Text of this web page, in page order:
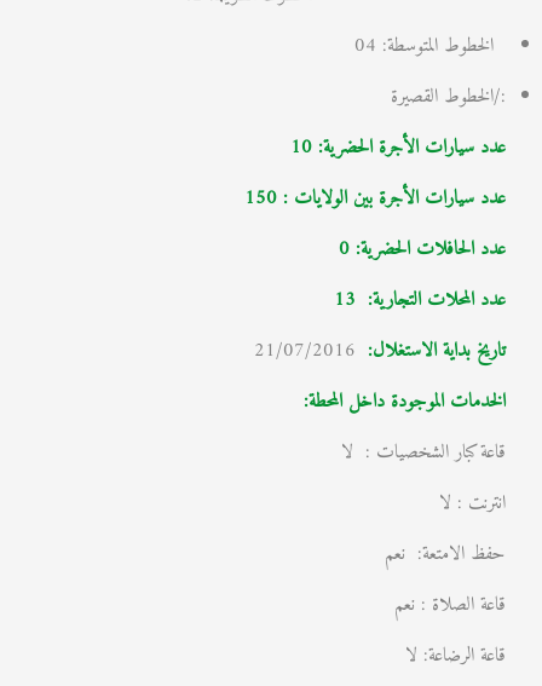
الخطوط المتوسطة: 04
:/الخطوط القصيرة
عدد سيارات الأجرة الحضرية: 10
عدد سيارات الأجرة بين الولايات : 150
عدد الحافلات الحضرية: 0
عدد المحلات التجارية: 13
تاريخ بداية الاستغلال:
21/07/2016
الخدمات الموجودة داخل المحطة:
قاعة كبار الشخصيات : لا
انترنت : لا
حفظ الامتعة: نعم
قاعة الصلاة : نعم
قاعة الرضاعة: لا